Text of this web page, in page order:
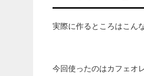
実際に作るところはこん
今回使ったのはカフェオ